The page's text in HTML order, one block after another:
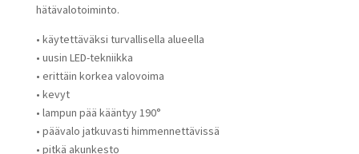
hätävalotoiminto.
• käytettäväksi turvallisella alueella
• uusin LED-tekniikka
• erittäin korkea valovoima
• kevyt
• lampun pää kääntyy 190°
• päävalo jatkuvasti himmennettävissä
• pitkä akunkesto